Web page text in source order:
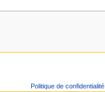
Politique de confidentialité